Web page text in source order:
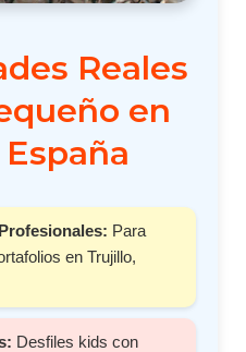
Reales
en
Para
en Trujillo,
Desfiles kids con